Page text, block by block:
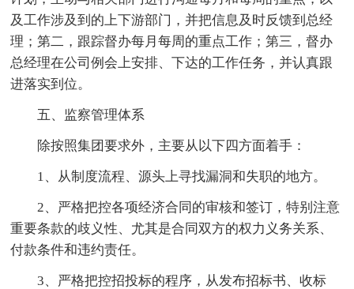
及工作涉及到的上下游部门，并把信息及时反馈到总经
理；第二，跟踪督办每月每周的重点工作；第三，督办
总经理在公司例会上安排、下达的工作任务，并认真跟
进落实到位。
五、监察管理体系
除按照集团要求外，主要从以下四方面着手：
1、从制度流程、源头上寻找漏洞和失职的地方。
2、严格把控各项经济合同的审核和签订，特别注意
重要条款的歧义性、尤其是合同双方的权力义务关系、
付款条件和违约责任。
3、严格把控招投标的程序，从发布招标书、收标